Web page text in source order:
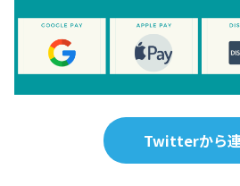
Twitterから